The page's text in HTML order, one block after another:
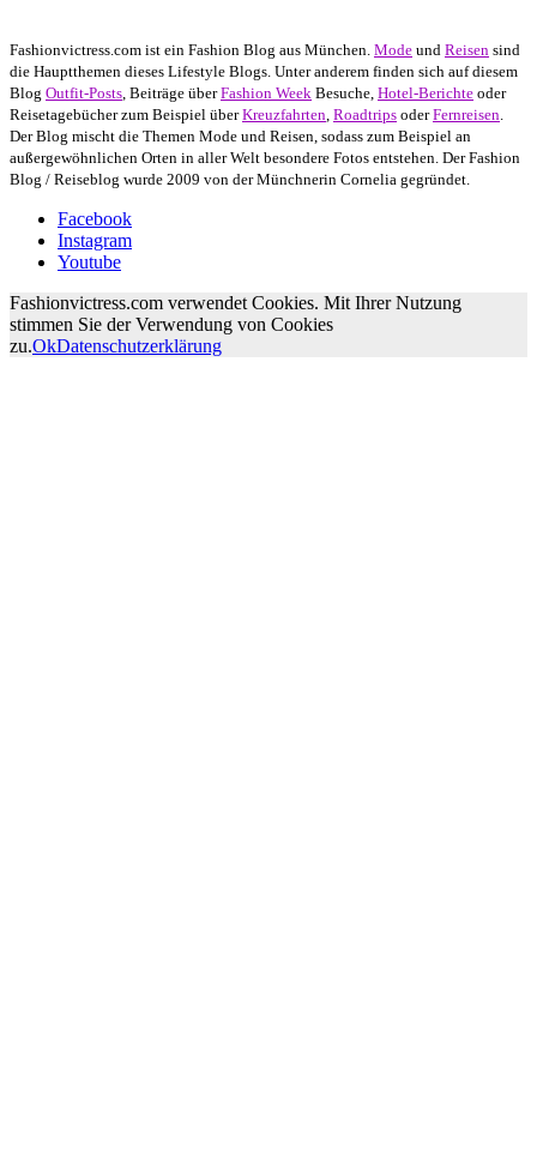
Fashionvictress.com ist ein Fashion Blog aus München. Mode und Reisen sind
die Hauptthemen dieses Lifestyle Blogs. Unter anderem finden sich auf diesem
Blog Outfit-Posts, Beiträge überFashion Week Besuche, Hotel-Berichte oder
Reisetagebücher zum Beispiel überKreuzfahrten, Roadtrips oderFernreisen.
Der Blog mischt die Themen Mode und Reisen, sodass zum Beispiel an
außergewöhnlichen Orten in aller Welt besondere Fotos entstehen. Der Fashion
Blog / Reiseblog wurde 2009 von der Münchnerin Cornelia gegründet.
Facebook
Instagram
Youtube
Fashionvictress.com verwendet Cookies. Mit Ihrer Nutzung
stimmen Sie der Verwendung von Cookies
zu.OkDatenschutzerklärung